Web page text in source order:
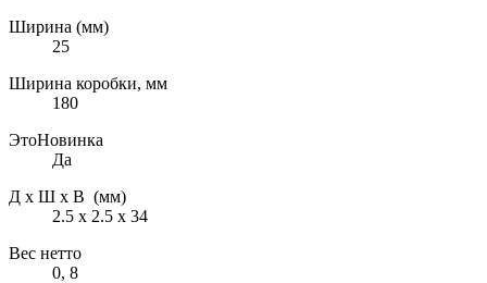
Ширина (мм)
25
Ширина коробки, мм
180
ЭтоНовинка
Да
Д х Ш х В (мм)
2.5 х 2.5 х 34
Вес нетто
0, 8